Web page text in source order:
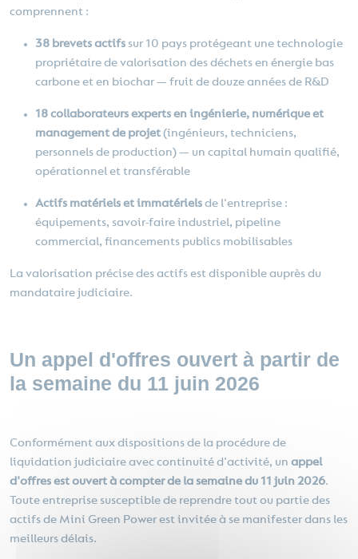
comprennent :
38 brevets actifs sur 10 pays protégeant une technologie
propriétaire de valorisation des déchets en énergie bas
carbone et en biochar — fruit de douze années de R&D
18 collaborateurs experts en ingénierie, numérique et
management de projet(ingénieurs, techniciens,
personnels de production) — un capital humain qualifié,
opérationnel et transférable
Actifs matériels et immatérielsde l'entreprise :
équipements, savoir-faire industriel, pipeline
commercial, financements publics mobilisables
La valorisation précise des actifs est disponible auprès du
mandataire judiciaire.
Un appel d'offres ouvert à partir de
la semaine du 11 juin 2026
Conformément aux dispositions de la procédure de
liquidation judiciaire avec continuité d'activité, un appel
d'offres est ouvert à compter de la semaine du 11 juin 2026.
Toute entreprise susceptible de reprendre tout ou partie des
actifs de Mini Green Power est invitée à se manifester dans les
meilleurs délais.